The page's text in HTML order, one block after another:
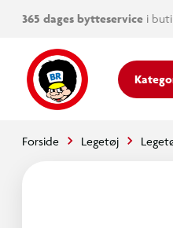
365 dages bytteservice i
Forside Legetøj